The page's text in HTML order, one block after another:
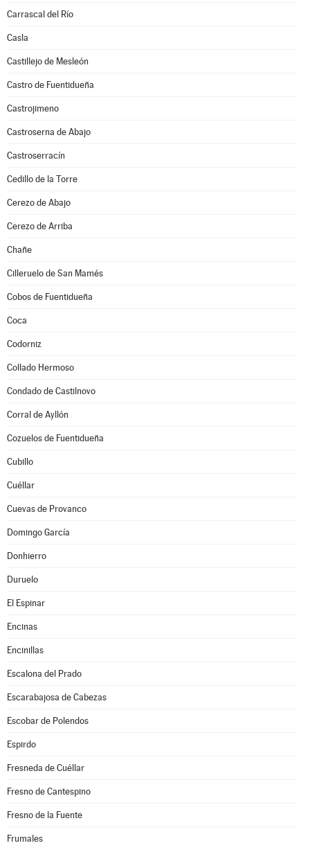
Carrascal del Río
Casla
Castillejo de Mesleón
Castro de Fuentidueña
Castrojimeno
Castroserna de Abajo
Castroserracín
Cedillo de la Torre
Cerezo de Abajo
Cerezo de Arriba
Chañe
Cilleruelo de San Mamés
Cobos de Fuentidueña
Coca
Codorniz
Collado Hermoso
Condado de Castilnovo
Corral de Ayllón
Cozuelos de Fuentidueña
Cubillo
Cuéllar
Cuevas de Provanco
Domingo García
Donhierro
Duruelo
El Espinar
Encinas
Encinillas
Escalona del Prado
Escarabajosa de Cabezas
Escobar de Polendos
Espirdo
Fresneda de Cuéllar
Fresno de Cantespino
Fresno de la Fuente
Frumales